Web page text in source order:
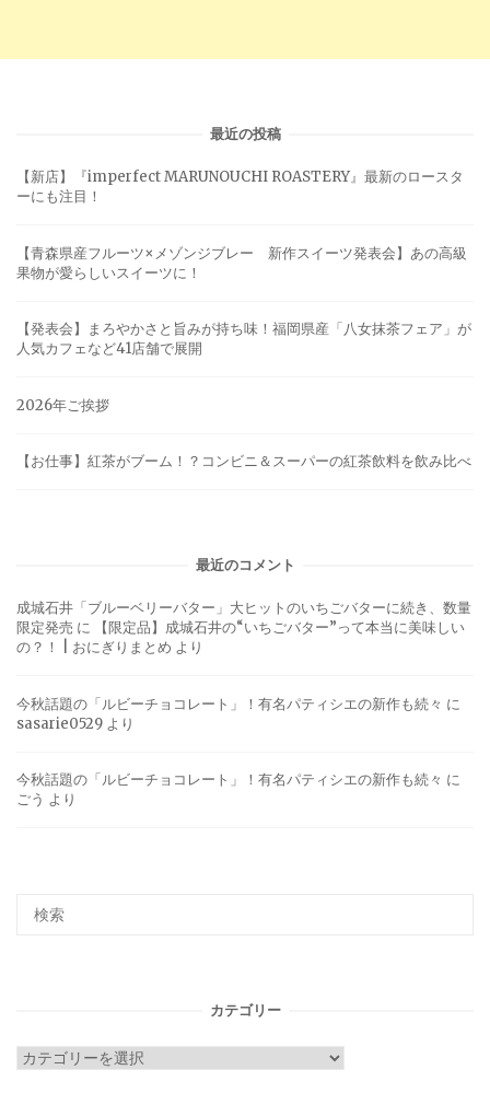
最近の投稿
【新店】『imperfect MARUNOUCHI ROASTERY』最新のロースタ
ーにも注目！
【青森県産フルーツ×メゾンジブレー 新作スイーツ発表会】あの高級
果物が愛らしいスイーツに！
【発表会】まろやかさと旨みが持ち味！福岡県産「八女抹茶フェア」が
人気カフェなど41店舗で展開
2026年ご挨拶
【お仕事】紅茶がブーム！？コンビニ＆スーパーの紅茶飲料を飲み比べ
最近のコメント
成城石井「ブルーベリーバター」大ヒットのいちごバターに続き、数量
限定発売 に
【限定品】成城石井の“いちごバター”って本当に美味しい
の？！ | おにぎりまとめ より
今秋話題の「ルビーチョコレート」！有名パティシエの新作も続々 に
sasarie0529 より
今秋話題の「ルビーチョコレート」！有名パティシエの新作も続々 に
ごう より
カテゴリー
カ